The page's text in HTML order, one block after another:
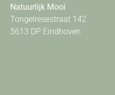
Natuurlijk Mooi
Tongelresestraat 142
5613 DP Eindhoven